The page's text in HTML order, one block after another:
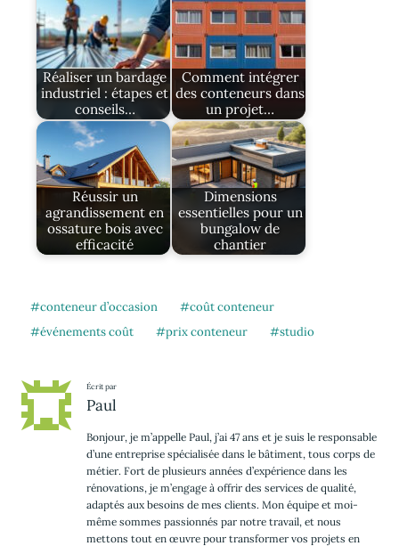
Réaliser un bardage
industriel : étapes et
conseils…
Comment intégrer
des conteneurs dans
un projet…
Réussir un
agrandissement en
ossature bois avec
efficacité
Dimensions
essentielles pour un
bungalow de
chantier
conteneur d’occasion
coût conteneur
événements coût
prix conteneur studio
Écrit par
Paul
Bonjour, je m’appelle Paul, j’ai 47 ans et je suis le responsable
d’une entreprise spécialisée dans le bâtiment, tous corps de
métier. Fort de plusieurs années d’expérience dans les
rénovations, je m’engage à offrir des services de qualité,
adaptés aux besoins de mes clients. Mon équipe et moi-
même sommes passionnés par notre travail, et nous
mettons tout en œuvre pour transformer vos projets en